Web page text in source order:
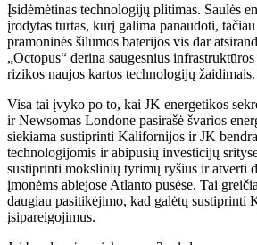
Įsidėmėtinas technologijų plitimas. Saulės
įrodytas turtas, kurį galima panaudoti,
pramoninės šilumos baterijos vis dar
„Octopus“ derina saugesnius
rizikos naujos kartos technologijų žaidimais.
Visa tai įvyko po to, kai JK energetikos
ir Newsomas Londone pasirašė švarios
siekiama sustiprinti Kalifornijos ir JK
technologijomis ir abipusių investicijų
sustiprinti mokslinių tyrimų ryšius ir atverti
įmonėms abiejose Atlanto pusėse. Tai
daugiau pasitikėjimo, kad galėtų sustiprinti
įsipareigojimus.